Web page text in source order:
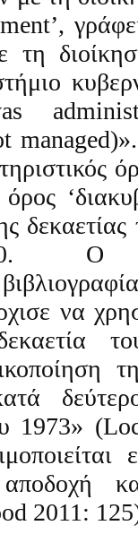
’,
τη
managed
Ο
να
1973» (
2011: